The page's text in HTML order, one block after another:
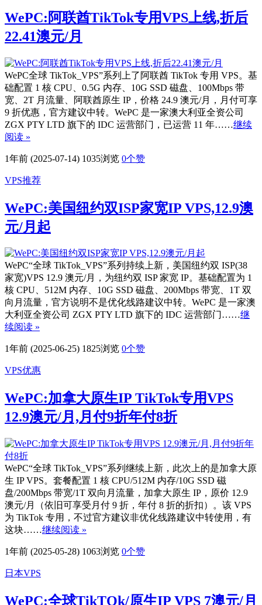
WePC:阿联酋TikTok专用VPS上线,折后
22.41澳元/月
WePC全球 TikTok_VPS”系列上了阿联酋 TikTok 专用 VPS。基
础配置 1 核 CPU、0.5G 内存、10G SSD 磁盘、100Mbps 带
宽、2T 月流量、阿联酋原生 IP，价格 24.9 澳元/月，月付可享
9 折优惠，官方建议中转。WePC 是一家澳大利亚全资公司
ZGX PTY LTD 旗下的 IDC 运营部门，已运营 11 年……继续
阅读 »
1年前 (2025-07-14) 1035浏览 0个赞
VPS推荐
WePC:美国纽约双ISP家宽IP VPS,12.9澳
元/月起
WePC“全球 TikTok_VPS”系列持续上新，美国纽约双 ISP(38
家宽)VPS 12.9 澳元/月，为纽约双 ISP 家宽 IP。基础配置为 1
核 CPU、512M 内存、10G SSD 磁盘、200Mbps 带宽、1T 双
向月流量，官方说明不是优化线路建议中转。WePC 是一家澳
大利亚全资公司 ZGX PTY LTD 旗下的 IDC 运营部门……继
续阅读 »
1年前 (2025-06-25) 1825浏览 0个赞
VPS优惠
WePC:加拿大原生IP TikTok专用VPS
12.9澳元/月,月付9折年付8折
WePC“全球 TikTok_VPS”系列继续上新，此次上的是加拿大原
生 IP VPS。套餐配置 1 核 CPU/512M 内存/10G SSD 磁
盘/200Mbps 带宽/1T 双向月流量，加拿大原生 IP，原价 12.9
澳元/月（依旧可享受月付 9 折，年付 8 折的折扣）。该 VPS
为 TikTok 专用，不过官方建议非优化线路建议中转使用，有
这块……继续阅读 »
1年前 (2025-05-28) 1063浏览 0个赞
日本VPS
WePC:全球TikTOk/原生IP VPS 7澳元/月